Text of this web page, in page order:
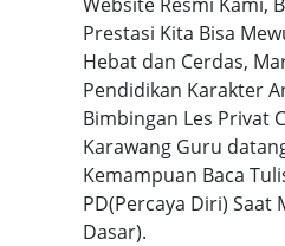
Prestasi Kita Bisa
Hebat dan Cerdas,
Pendidikan Karakter
Bimbingan Les Privat
Karawang Guru
Kemampuan Baca
PD(Percaya Diri) Saat
Dasar).